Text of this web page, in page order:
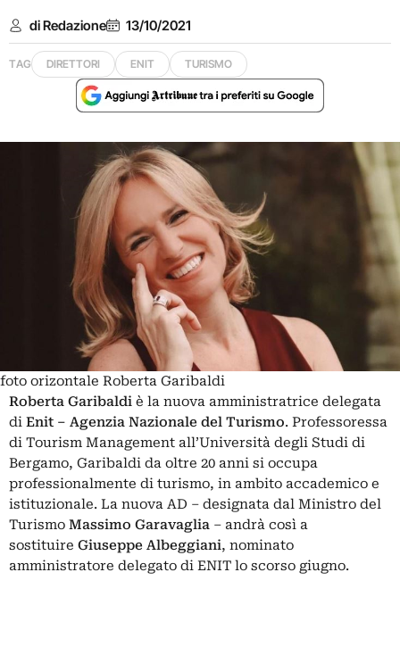
di Redazione 13/10/2021
TAG DIRETTORI ENIT TURISMO
foto orizontale Roberta Garibaldi
Roberta Garibaldi è la nuova amministratrice delegata
di Enit – Agenzia Nazionale del Turismo. Professoressa
di Tourism Management all’Università degli Studi di
Bergamo, Garibaldi da oltre 20 anni si occupa
professionalmente di turismo, in ambito accademico e
istituzionale. La nuova AD – designata dal Ministro del
Turismo Massimo Garavaglia – andrà così a
sostituire Giuseppe Albeggiani, nominato
amministratore delegato di ENIT lo scorso giugno.